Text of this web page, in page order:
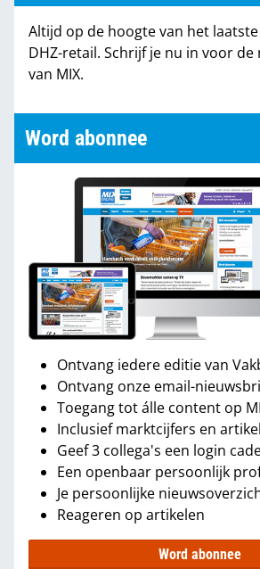
Altijd op de hoogte van het
DHZ-retail. Schrijf je nu in voor de
van MIX.
Word abonnee
Ontvang iedere editie van
Ontvang onze email-
Toegang tot álle content op
Inclusief marktcijfers en
Geef 3 collega's een login
Een openbaar persoonlijk
Je persoonlijke
Reageren op artikelen
Word abonnee